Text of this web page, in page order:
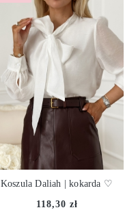
Koszula Daliah | kokarda ♡
118,30 zł